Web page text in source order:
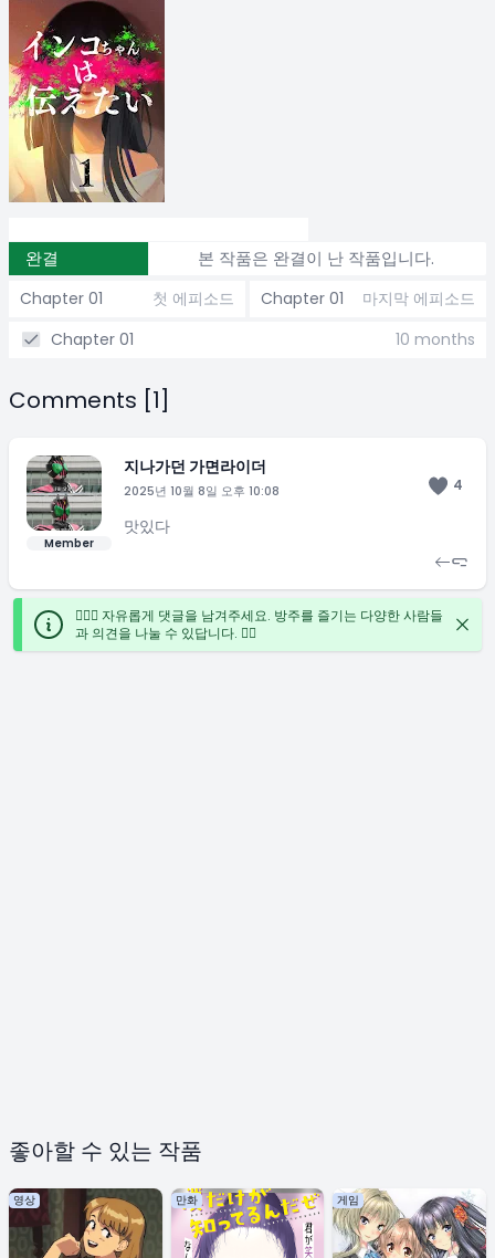
완결 본 작품은 완결이 난 작품입니다.
Chapter 01 첫 에피소드 Chapter 01
마지막 에피소드
Chapter 01
10 months
좋아할 수 있는 작품
영상 만화 게임
Comments [1]
Member
지나가던 가면라이더
2025년 10월 8일 오후 10:08 4
맛있다
🙋🏻‍♀️ 자유롭게 댓글을 남겨주세요. 방주를 즐기는 다양한 사람들
과 의견을 나눌 수 있답니다. ✍🏻